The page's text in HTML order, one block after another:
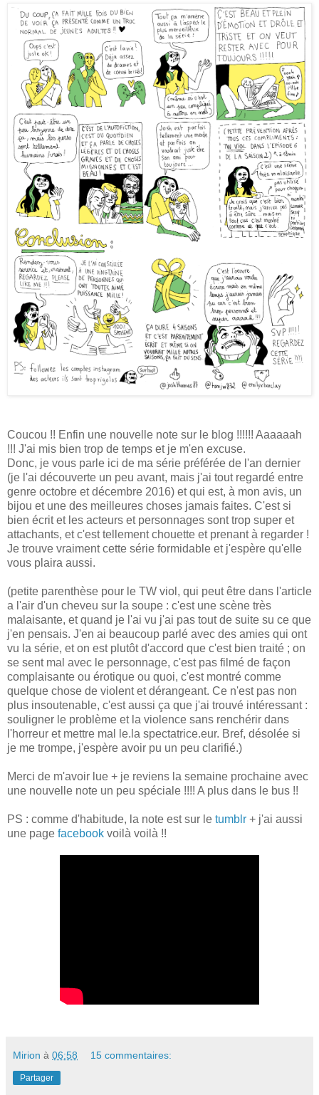
Coucou !! Enfin une nouvelle note sur le blog !!!!!! Aaaaaah
!!! J'ai mis bien trop de temps et je m'en excuse.
Donc, je vous parle ici de ma série préférée de l'an dernier
(je l'ai découverte un peu avant, mais j'ai tout regardé entre
genre octobre et décembre 2016) et qui est, à mon avis, un
bijou et une des meilleures choses jamais faites. C'est si
bien écrit et les acteurs et personnages sont trop super et
attachants, et c'est tellement chouette et prenant à regarder !
Je trouve vraiment cette série formidable et j'espère qu'elle
vous plaira aussi.
(petite parenthèse pour le TW viol, qui peut être dans l'article
a l'air d'un cheveu sur la soupe : c'est une scène très
malaisante, et quand je l'ai vu j'ai pas tout de suite su ce que
j'en pensais. J'en ai beaucoup parlé avec des amies qui ont
vu la série, et on est plutôt d'accord que c'est bien traité ; on
se sent mal avec le personnage, c'est pas filmé de façon
complaisante ou érotique ou quoi, c'est montré comme
quelque chose de violent et dérangeant. Ce n'est pas non
plus insoutenable, c'est aussi ça que j'ai trouvé intéressant :
souligner le problème et la violence sans renchérir dans
l'horreur et mettre mal le.la spectatrice.eur. Bref, désolée si
je me trompe, j'espère avoir pu un peu clarifié.)
Merci de m'avoir lue + je reviens la semaine prochaine avec
une nouvelle note un peu spéciale !!!! A plus dans le bus !!
PS : comme d'habitude, la note est sur le tumblr + j'ai aussi
une page facebook voilà voilà !!
Mirion à 06:58 15 commentaires:
Partager